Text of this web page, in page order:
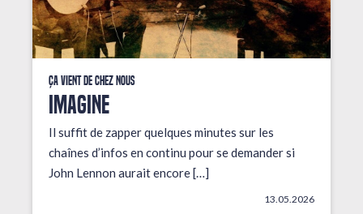
Ça vient de chez nous
IMAGINE
Il suffit de zapper quelques minutes sur les
chaînes d’infos en continu pour se demander si
John Lennon aurait encore […]
13.05.2026